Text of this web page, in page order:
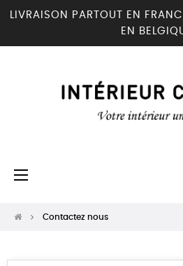
LIVRAISON PARTOUT EN
EN
Basculer
☰
Contactez nous